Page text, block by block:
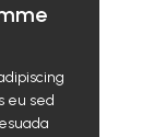
eu sed